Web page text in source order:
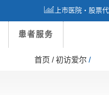
上市医院・股票
患者服务
首页 / 初访爱尔 /